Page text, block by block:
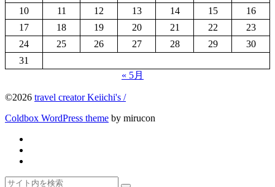
10
11 12 13 14 15
16
17
18 19 20 21 22
23
24
25 26 27 28 29
30
31
« 5月
©2026 travel creator Keiichi's /
Coldbox WordPress theme by mirucon
ト
検